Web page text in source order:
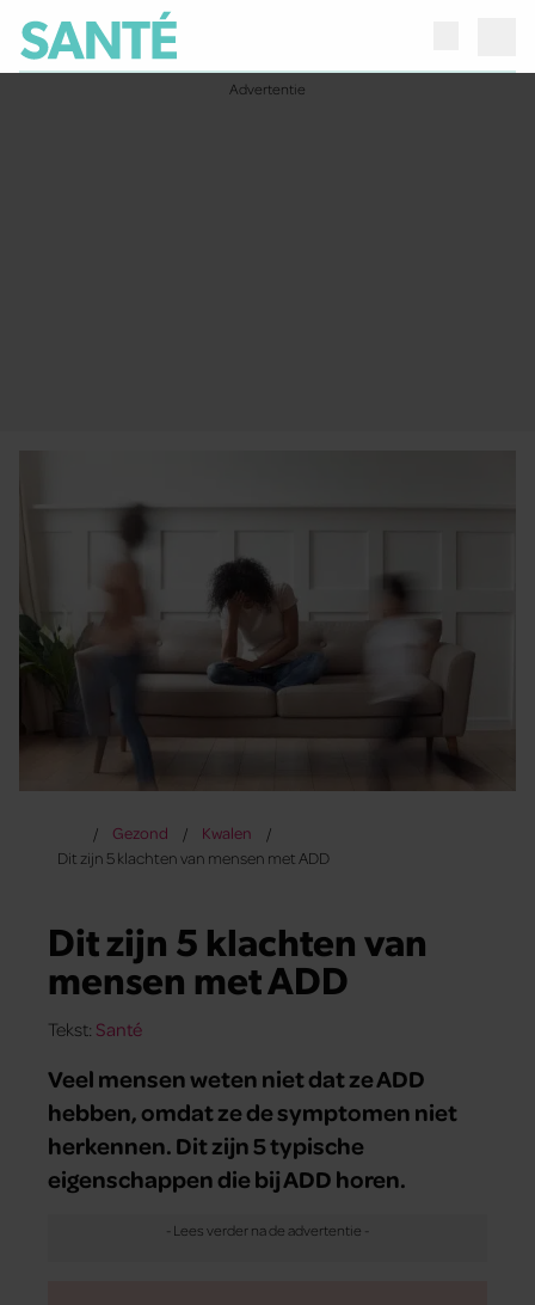
Gezond
Kwalen
Dit zijn 5 klachten van mensen met ADD
Dit zijn 5 klachten van
mensen met ADD
Tekst: Santé
Veel mensen weten niet dat ze ADD
hebben, omdat ze de symptomen niet
herkennen. Dit zijn 5 typische
eigenschappen die bij ADD horen.